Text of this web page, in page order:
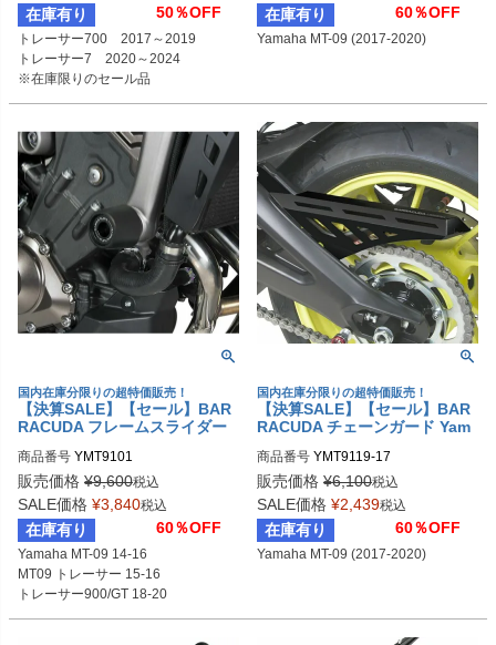
在庫有り 50％OFF
トレーサー700　2017～2019
トレーサー7　2020～2024
※在庫限りのセール品
在庫有り 60％OFF
Yamaha MT-09 (2017-2020)
国内在庫分限りの超特価販売！
【決算SALE】【セール】BAR
RACUDA フレームスライダー
商品番号 YMT9101
販売価格 ¥9,600税込
SALE価格 ¥3,840税込
在庫有り 60％OFF
Yamaha MT-09 14-16
MT09 トレーサー 15-16
トレーサー900/GT 18-20
国内在庫分限りの超特価販売！
【決算SALE】【セール】BAR
RACUDA チェーンガード Yam
商品番号 YMT9119-17
販売価格 ¥6,100税込
SALE価格 ¥2,439税込
在庫有り 60％OFF
Yamaha MT-09 (2017-2020)